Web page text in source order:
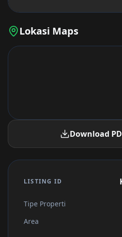
Lokasi Maps
Download
LISTING ID
Tipe Properti
Area